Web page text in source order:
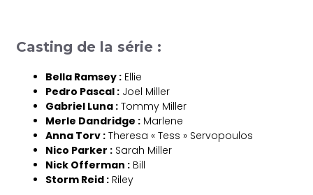
Casting de la série :
Bella Ramsey : Ellie
Pedro Pascal : Joel Miller
Gabriel Luna : Tommy Miller
Merle Dandridge : Marlene
Anna Torv : Theresa « Tess » Servopoulos
Nico Parker : Sarah Miller
Nick Offerman : Bill
Storm Reid : Riley